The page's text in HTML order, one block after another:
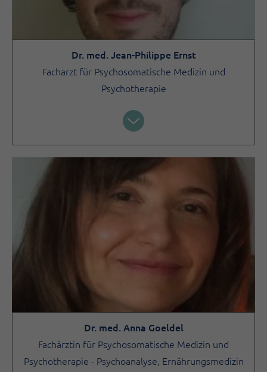
Dr. med. Jean-Philippe Ernst
Facharzt für Psychosomatische Medizin und
Psychotherapie
Dr. med. Anna Goeldel
Fachärztin für Psychosomatische Medizin und
Psychotherapie - Psychoanalyse, Ernährungsmedizin